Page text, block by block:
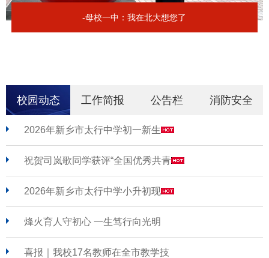
-母校一中：我在北大想您了
校园动态 工作简报 公告栏 消防安全
2026年新乡市太行中学初一新生
祝贺司岚歌同学获评“全国优秀共青
2026年新乡市太行中学小升初现
烽火育人守初心 一生笃行向光明
喜报｜我校17名教师在全市教学技